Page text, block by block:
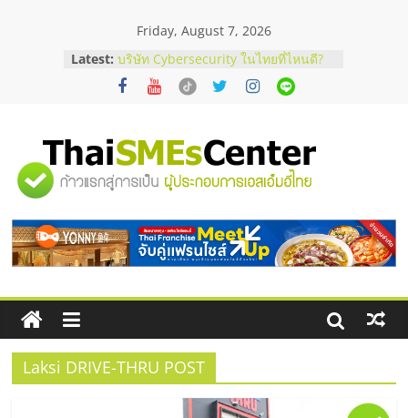
Friday, August 7, 2026
Latest: บริษัท Cybersecurity ในไทยที่ไหนดี?
วิธีเลือกผู้ให้บริการให้คุ้มค่าและตอบ
โจทย์ธุรกิจ
สัมมนาออนไลน์ โอกาสบริหารสถานี
บริการน้ำมัน Shell
สัมมนาลงทุน แฟรนไชส์ยอนนี่
ไชส์ ครั้งที่ 8
ร้านเครื่องเสียงคุณภาพสูง พร้อม
โซลูชันระบบภาพและเสียง
"ศูนย์
รวม
ข้อมูล
ธุรกิจ
SME
Laksi DRIVE-THRU POST